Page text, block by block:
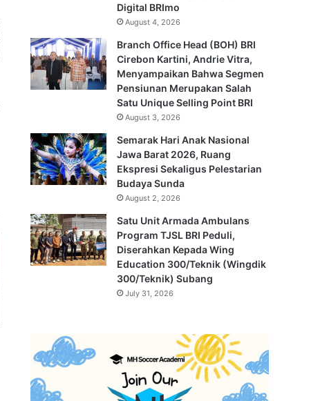
Digital BRImo
August 4, 2026
Branch Office Head (BOH) BRI
Cirebon Kartini, Andrie Vitra,
Menyampaikan Bahwa Segmen
Pensiunan Merupakan Salah
Satu Unique Selling Point BRI
August 3, 2026
Semarak Hari Anak Nasional
Jawa Barat 2026, Ruang
Ekspresi Sekaligus Pelestarian
Budaya Sunda
August 2, 2026
Satu Unit Armada Ambulans
Program TJSL BRI Peduli,
Diserahkan Kepada Wing
Education 300/Teknik (Wingdik
300/Teknik) Subang
July 31, 2026